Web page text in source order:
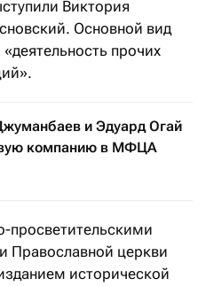
Виктория
Основной вид
прочих
и Эдуард Огай
компанию в МФЦА
просветительскими
Православной церкви
исторической